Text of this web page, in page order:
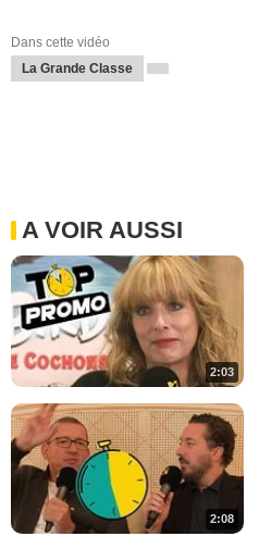
Dans cette vidéo
La Grande Classe
A VOIR AUSSI
2:03
2:08